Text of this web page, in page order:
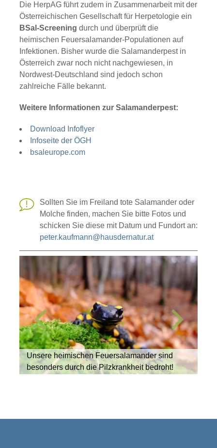
Die HerpAG führt zudem in Zusammenarbeit mit der
Österreichischen Gesellschaft für Herpetologie ein
BSal-Screening durch und überprüft die
heimischen Feuersalamander-Populationen auf
Infektionen. Bisher wurde die Salamanderpest in
Österreich zwar noch nicht nachgewiesen, in
Nordwest-Deutschland sind jedoch schon
zahlreiche Fälle bekannt.
Weitere Informationen zur Salamanderpest:
Download Infoflyer
Infoseite der ÖGH
bsaleurope.com
Sollten Sie im Freiland tote Salamander oder
Molche finden, machen Sie bitte Fotos und
schicken Sie diese mit Datum und Fundort an:
peter.kaufmann@hausdernatur.at
Unsere heimischen Feuersalamander sind
besonders durch die Pilzkrankheit bedroht!